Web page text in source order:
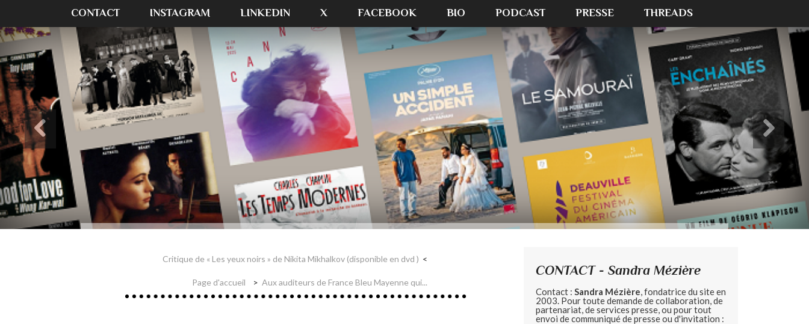
CONTACT INSTAGRAM LINKEDIN X FACEBOOK BIO PODCAST PRESSE THREADS
Critique de « Les yeux noirs » de Nikita Mikhalkov (disponible en dvd )
Page d'accueil Aux auditeurs de France Bleu Mayenne qui...
CONTACT - Sandra Mézière
Contact : Sandra Mézière, fondatrice du site en
2003. Pour toute demande de collaboration, de
partenariat, de services presse, ou pour tout
envoi de communiqué de presse ou d'invitation :